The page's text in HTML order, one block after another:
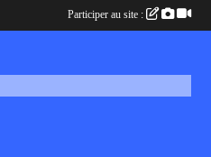
Participer au site :